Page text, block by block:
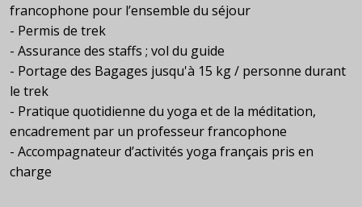
francophone pour l’ensemble du séjour
- Permis de trek
- Assurance des staffs ; vol du guide
- Portage des Bagages jusqu'à 15 kg / personne durant
le trek
- Pratique quotidienne du yoga et de la méditation,
encadrement par un professeur francophone
- Accompagnateur d’activités yoga français pris en
charge